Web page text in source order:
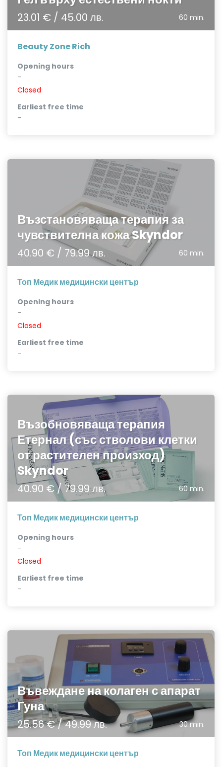
23.01 € / 45.00 лв. 60 min.
Beauty Zone Rich
Opening hours
-
Closed
Earliest free time
-
Възстановяваща терапия за
чувствителна кожа Skyndor
40.90 € / 79.99 лв. 60 min.
Топ Медик медицински център
Opening hours
-
Closed
Earliest free time
-
Възобновяваща терапия
Етернал (със стволови клетки
от растителен произход)
Skyndor
40.90 € / 79.99 лв. 60 min.
Топ Медик медицински център
Opening hours
-
Closed
Earliest free time
-
Въвеждане на колаген с апарат
Гуна
25.56 € / 49.99 лв. 30 min.
Топ Медик медицински център